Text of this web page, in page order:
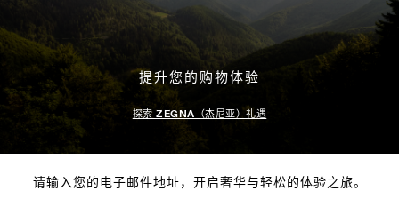
提升您的购物体验
探索 ZEGNA（杰尼亚）礼遇
请输入您的电子邮件地址，开启奢华与轻松的体验之旅。